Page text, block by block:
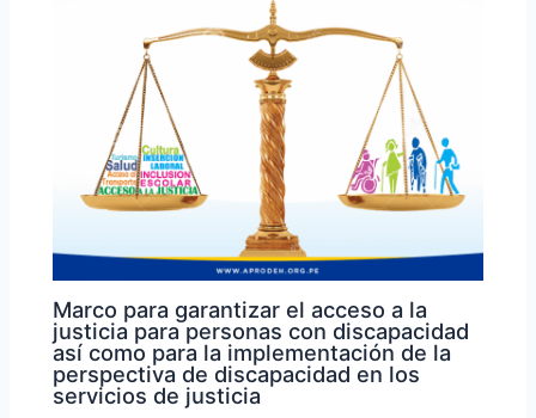
Marco para garantizar el acceso a la
justicia para personas con discapacidad
así como para la implementación de la
perspectiva de discapacidad en los
servicios de justicia